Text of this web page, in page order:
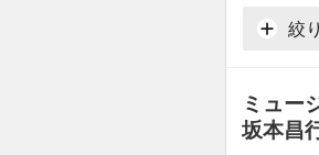
絞
ミュー
坂本昌